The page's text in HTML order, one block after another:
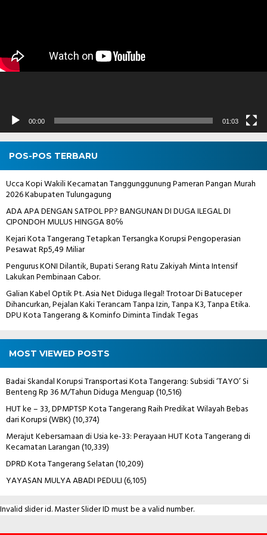
00:00 01:03
POS-POS TERBARU
Ucca Kopi Wakili Kecamatan Tanggunggunung Pameran Pangan Murah
2026 Kabupaten Tulungagung
ADA APA DENGAN SATPOL PP? BANGUNAN DI DUGA ILEGAL DI
CIPONDOH MULUS HINGGA 80℅
Kejari Kota Tangerang Tetapkan Tersangka Korupsi Pengoperasian
Pesawat Rp5,49 Miliar
Pengurus KONI Dilantik, Bupati Serang Ratu Zakiyah Minta Intensif
Lakukan Pembinaan Cabor.
Galian Kabel Optik Pt. Asia Net Diduga Ilegal! Trotoar Di Batuceper
Dihancurkan, Pejalan Kaki Terancam Tanpa Izin, Tanpa K3, Tanpa Etika.
DPU Kota Tangerang & Kominfo Diminta Tindak Tegas
MOST VIEWED POSTS
Badai Skandal Korupsi Transportasi Kota Tangerang: Subsidi ‘TAYO’ Si
Benteng Rp 36 M/Tahun Diduga Menguap(10,516)
HUT ke – 33, DPMPTSP Kota Tangerang Raih Predikat Wilayah Bebas
dari Korupsi (WBK)(10,374)
Merajut Kebersamaan di Usia ke-33: Perayaan HUT Kota Tangerang di
Kecamatan Larangan(10,339)
DPRD Kota Tangerang Selatan(10,209)
YAYASAN MULYA ABADI PEDULI(6,105)
Invalid slider id. Master Slider ID must be a valid number.